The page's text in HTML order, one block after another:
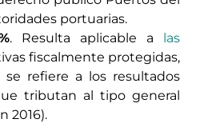
portuarias.
. Resulta aplicable a las
fiscalmente protegidas,
refiere a los resultados
tributan al tipo general
2016).